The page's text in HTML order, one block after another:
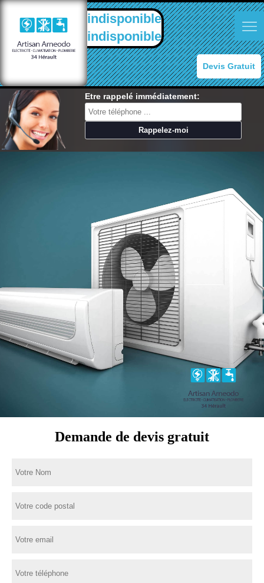
indisponible
indisponible
Devis Gratuit
Etre rappelé immédiatement:
Demande de devis gratuit